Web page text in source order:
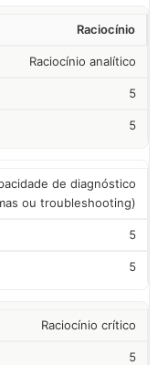
Raciocínio
Raciocínio analítico
5
5
de diagnóstico
ou troubleshooting)
5
5
Raciocínio crítico
5